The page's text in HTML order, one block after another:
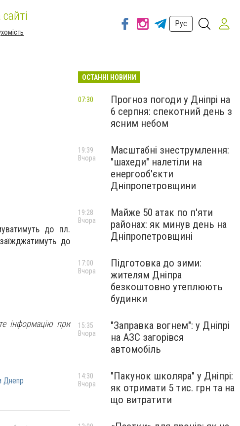
Рус
до пл.
до
інформацію при
Днепр
ОСТАННІ НОВИНИ
Прогноз погоди у Дніпрі на
6 серпня: спекотний день з
ясним небом
07:30
Масштабні знеструмлення:
"шахеди" налетіли на
енергооб'єкти
Дніпропетровщини
19:39
Вчора
Майже 50 атак по п'яти
районах: як минув день на
Дніпропетровщині
19:28
Вчора
Підготовка до зими:
жителям Дніпра
безкоштовно утеплюють
будинки
17:00
Вчора
"Заправка вогнем": у Дніпрі
на АЗС загорівся
автомобіль
15:35
Вчора
"Пакунок школяра" у Дніпрі:
як отримати 5 тис. грн та на
що витратити
14:30
Вчора